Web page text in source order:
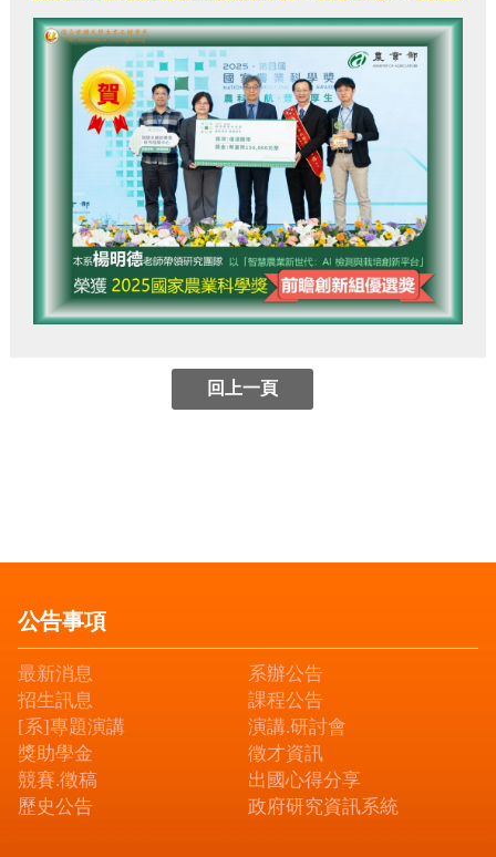
公告事項
最新消息
系辦公告
招生訊息
課程公告
[系]專題演講
演講.研討會
獎助學金
徵才資訊
競賽.徵稿
出國心得分享
歷史公告
政府研究資訊系統